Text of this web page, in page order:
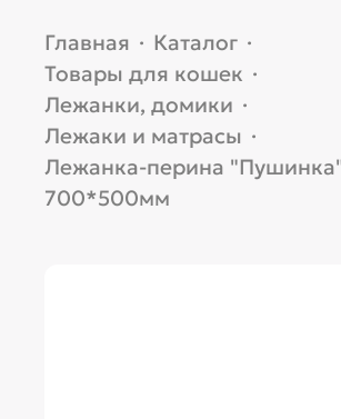
Главная · Каталог ·
Товары для кошек ·
Лежанки, домики ·
Лежаки и матрасы ·
Лежанка-перина
700*500мм